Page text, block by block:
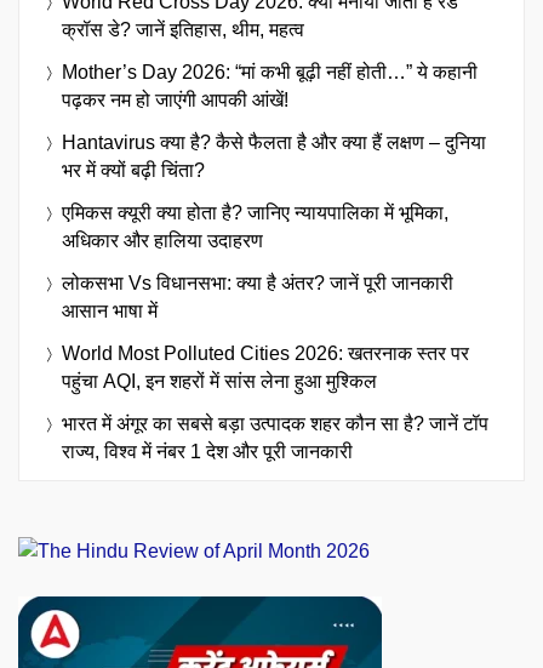
क्रॉस डे? जानें इतिहास, थीम, महत्व
Mother’s Day 2026: “मां कभी बूढ़ी नहीं होती…” ये कहानी
पढ़कर नम हो जाएंगी आपकी आंखें!
Hantavirus क्या है? कैसे फैलता है और क्या हैं लक्षण – दुनिया
भर में क्यों बढ़ी चिंता?
एमिकस क्यूरी क्या होता है? जानिए न्यायपालिका में भूमिका,
अधिकार और हालिया उदाहरण
लोकसभा Vs विधानसभा: क्या है अंतर? जानें पूरी जानकारी
आसान भाषा में
World Most Polluted Cities 2026: खतरनाक स्तर पर
पहुंचा AQI, इन शहरों में सांस लेना हुआ मुश्किल
भारत में अंगूर का सबसे बड़ा उत्पादक शहर कौन सा है? जानें टॉप
राज्य, विश्व में नंबर 1 देश और पूरी जानकारी